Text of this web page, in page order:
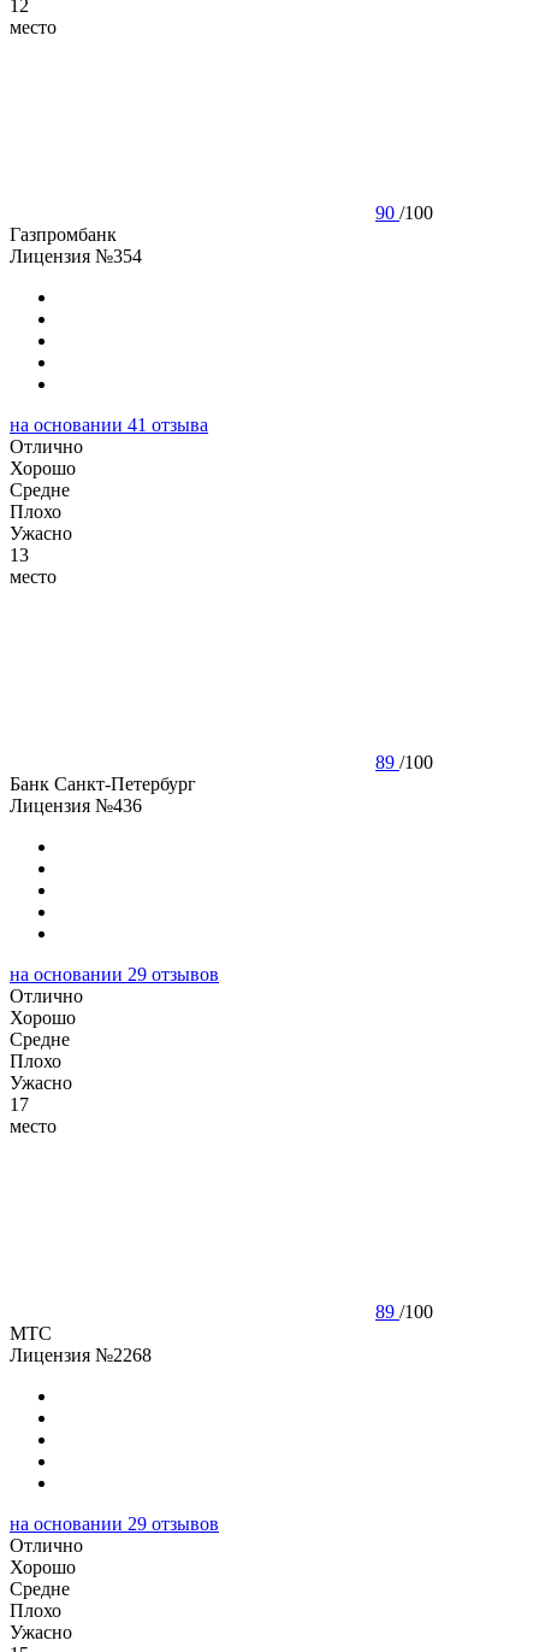
12
место
90 /100
Газпромбанк
Лицензия №354
на основании 41 отзыва
Отлично
Хорошо
Cредне
Плохо
Ужасно
13
место
89 /100
Банк Санкт-Петербург
Лицензия №436
на основании 29 отзывов
Отлично
Хорошо
Cредне
Плохо
Ужасно
17
место
89 /100
МТС
Лицензия №2268
на основании 29 отзывов
Отлично
Хорошо
Cредне
Плохо
Ужасно